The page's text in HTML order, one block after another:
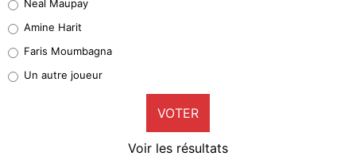
1%
9%
Neal Maupay
Amine Harit
Faris Moumbagna
Un autre joueur
VOTER
Voir les résultats